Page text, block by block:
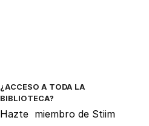
¿ACCESO A TODA LA
BIBLIOTECA?
Hazte miembro de Stiim